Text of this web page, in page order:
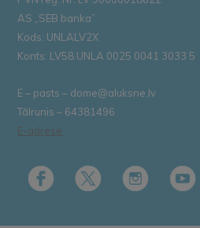
AS „SEB banka”
Kods: UNLALV2X
Konts: LV58 UNLA 0025 0041 3033 5
E – pasts – dome@aluksne.lv
Tālrunis – 64381496
E-adrese